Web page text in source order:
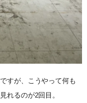
すが、こうやって何も
れるのが2回目。